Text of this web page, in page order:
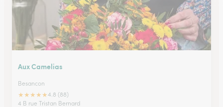
Aux Camelias
Besancon
★★★★★4.8 (88)
4 B rue Tristan Bernard